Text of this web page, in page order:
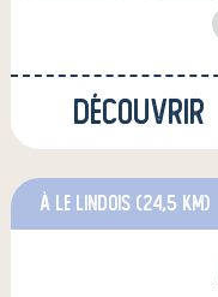
Découvrir
à Le Lindois (24,5 km)